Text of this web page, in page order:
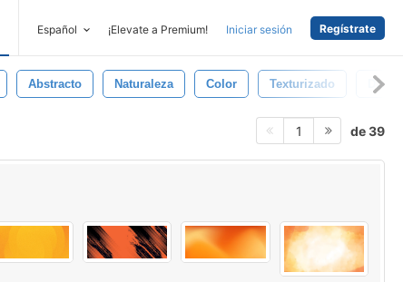
Español ¡Elevate a Premium! Iniciar sesión Regístrate
Abstracto Naturaleza Color Texturizado
1 de 39